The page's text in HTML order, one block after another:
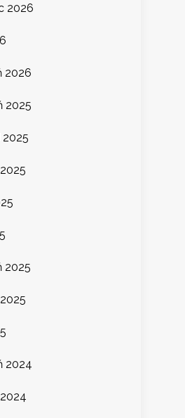
2026
2026
2025
2025
2024